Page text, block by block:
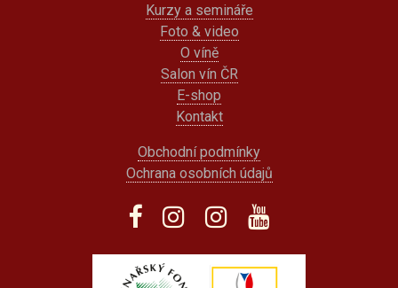
Kurzy a semináře
Foto & video
O víně
Salon vín ČR
E-shop
Kontakt
Obchodní podmínky
Ochrana osobních údajů